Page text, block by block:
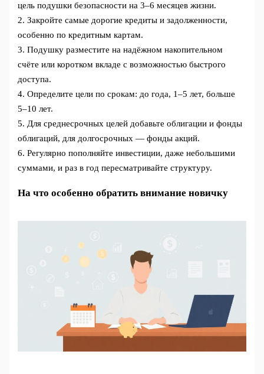
цель подушки безопасности на 3–6 месяцев жизни.
2. Закройте самые дорогие кредиты и задолженности,
особенно по кредитным картам.
3. Подушку разместите на надёжном накопительном
счёте или коротком вкладе с возможностью быстрого
доступа.
4. Определите цели по срокам: до года, 1–5 лет, больше
5–10 лет.
5. Для среднесрочных целей добавьте облигации и фонды
облигаций, для долгосрочных — фонды акций.
6. Регулярно пополняйте инвестиции, даже небольшими
суммами, и раз в год пересматривайте структуру.
На что особенно обратить внимание новичку